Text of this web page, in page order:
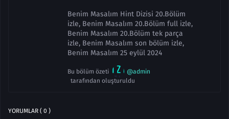
Benim Masalım Hint Dizisi 20.Bölüm
izle, Benim Masalım 20.Bölüm full izle,
Benim Masalım 20.Bölüm tek parça
izle, Benim Masalım son bölüm izle,
Benim Masalım 25 eylül 2024
Bu bölüm özeti
@admin
tarafından oluşturuldu
YORUMLAR ( 0 )